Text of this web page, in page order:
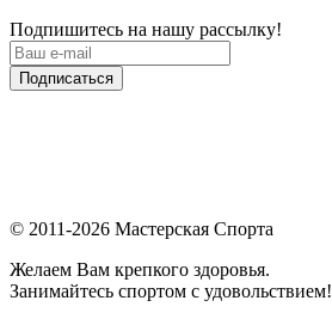
Подпишитесь на нашу рассылку!
Подписаться
© 2011-2026 Мастерская Спорта
Желаем Вам крепкого здоровья.
Занимайтесь спортом с удовольствием!